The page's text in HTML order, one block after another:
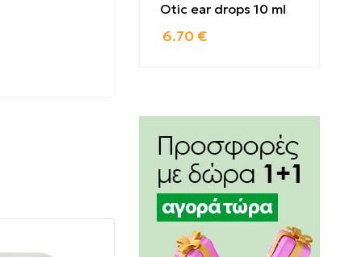
Otic ear drops 10 ml
6.70 €